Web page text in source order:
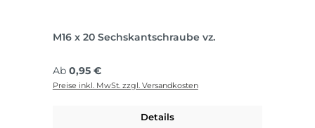
M16 x 20 Sechskantschraube vz.
Regulärer Preis:
Ab 0,95 €
Preise inkl. MwSt. zzgl. Versandkosten
Details